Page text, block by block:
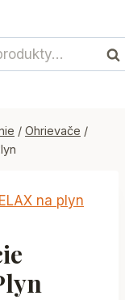
/ Ohrievače /